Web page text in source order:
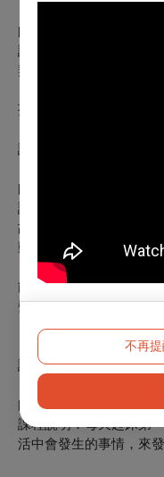
不再
師資：林佩遙、傅介瑋
課程說明：親子一起踏
契，再用聲音與肢體練
孩子在歡笑中認識自己
課程名稱：音樂類- 就想
師資：呂治民、劉爵銘
課程說明：透過繪本《
故事中，學習人際距離
動，
體驗「一起」與「自
能親近、也能保有空間
聲
音與動作中學會傾
課程名稱：舞蹈類-感知
日期：9/5、9/19（六）
師資：林芸、楊雅晴
課程說明：每天起床第
活中會發生的事情，來